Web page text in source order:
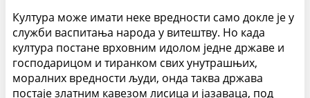
Култура може имати неке вредности само докле је у
служби васпитања народа у витештву. Но када
култура постане врховним идолом једне државе и
господарицом и тиранком свих унутрашњих,
моралних вредности људи, онда таква држава
постаје златним кавезом лисица и јазаваца, под